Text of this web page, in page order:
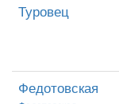
Туровец
Федотовская